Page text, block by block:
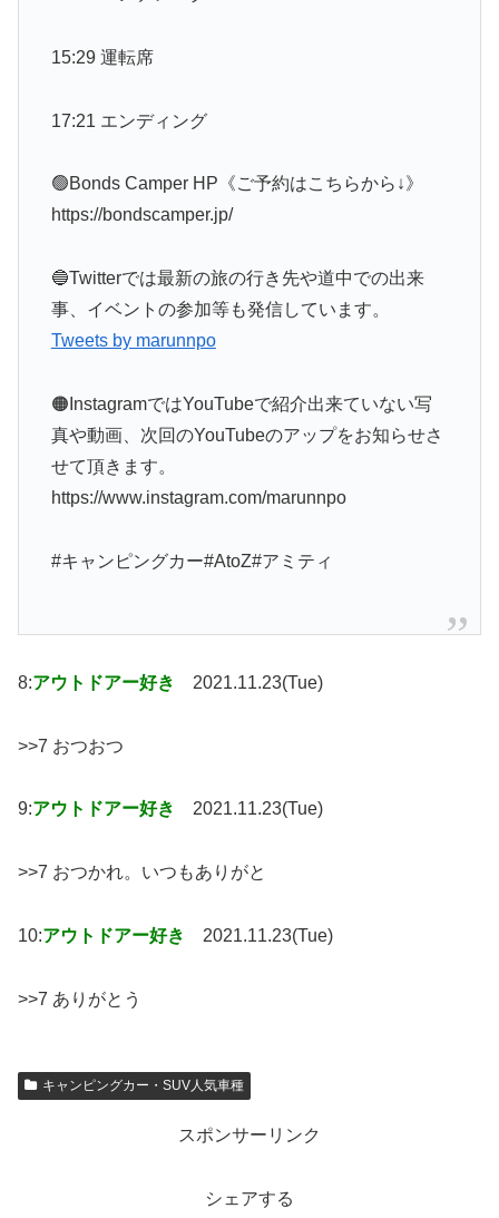
15:29 運転席
17:21 エンディング
🟢Bonds Camper HP《ご予約はこちらから↓》
https://bondscamper.jp/
🔵Twitterでは最新の旅の行き先や道中での出来
事、イベントの参加等も発信しています。
Tweets by marunnpo
🟠InstagramではYouTubeで紹介出来ていない写
真や動画、次回のYouTubeのアップをお知らせさ
せて頂きます。
https://www.instagram.com/marunnpo
#キャンピングカー#AtoZ#アミティ
8:アウトドアー好き 2021.11.23(Tue)
>>7 おつおつ
9:アウトドアー好き 2021.11.23(Tue)
>>7 おつかれ。いつもありがと
10:アウトドアー好き 2021.11.23(Tue)
>>7 ありがとう
キャンピングカー・SUV人気車種
スポンサーリンク
シェアする